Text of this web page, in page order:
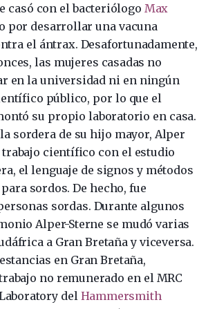
casó con el bacteriólogo Max
por desarrollar una vacuna
el ántrax. Desafortunadamente,
las mujeres casadas no
en la universidad ni en ningún
público, por lo que el
su propio laboratorio en casa.
sordera de su hijo mayor, Alper
trabajo científico con el estudio
el lenguaje de signos y métodos
sordos. De hecho, fue
sordas. Durante algunos
Alper-Sterne se mudó varias
a Gran Bretaña y viceversa.
en Gran Bretaña,
no remunerado en el MRC
del Hammersmith